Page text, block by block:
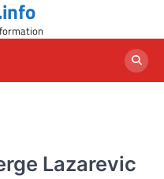
Lazarevic